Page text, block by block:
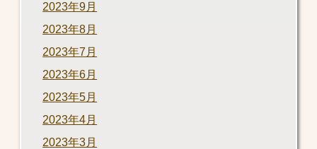
2023年9月
2023年8月
2023年7月
2023年6月
2023年5月
2023年4月
2023年3月